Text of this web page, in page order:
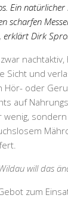
Ein
scharfen
erklärt Dirk
Sicht und
Hör- oder
auf
wenig,
will das
zum